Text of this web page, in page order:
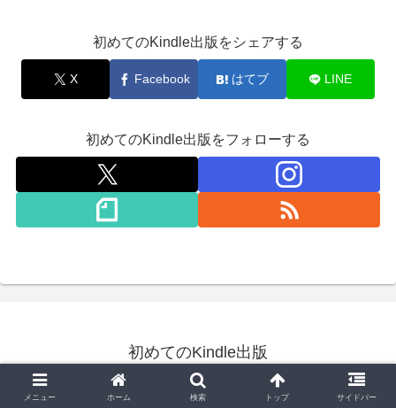
初めてのKindle出版をシェアする
X Facebook はてブ LINE
初めてのKindle出版をフォローする
初めてのKindle出版
© 2020 初めてのKindle出版.
メニュー ホーム 検索 トップ サイドバー